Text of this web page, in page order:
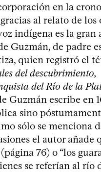
en la
al relato de los
indígena es la gran
Guzmán, de padre
quien registró el
del descubrimiento,
del Río de la
Guzmán escribe en
sino
sólo se menciona
el autor añade
76) o “los
se referían al río